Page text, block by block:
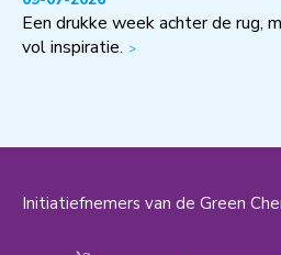
Een drukke week achter de rug,
vol inspiratie.
Initiatiefnemers van de Green